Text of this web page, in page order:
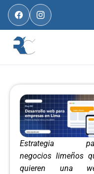
Estrategia
negocios limeños
quieren una